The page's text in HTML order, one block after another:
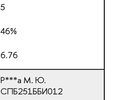
5
46%
6.76
Р***а М. Ю.
СПБ251ББИ012